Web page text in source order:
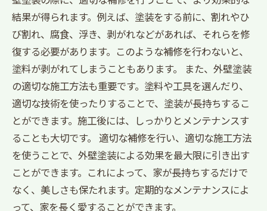
結果が得られます。例えば、塗装をする前に、割れやひ
び割れ、腐食、浮き、剥がれなどがあれば、それらを修
復する必要があります。このような補修を行わないと、
塗料が剥がれてしまうこともあります。 また、外壁塗装
の適切な施工方法も重要です。塗料や工具を選んだり、
適切な技術を使ったりすることで、塗装が長持ちするこ
とができます。施工後には、しっかりとメンテナンスす
ることも大切です。 適切な補修を行い、適切な施工方法
を使うことで、外壁塗装による効果を最大限に引き出す
ことができます。これによって、家が長持ちするだけで
なく、美しさも保たれます。定期的なメンテナンスによ
って、家を長く愛することができます。